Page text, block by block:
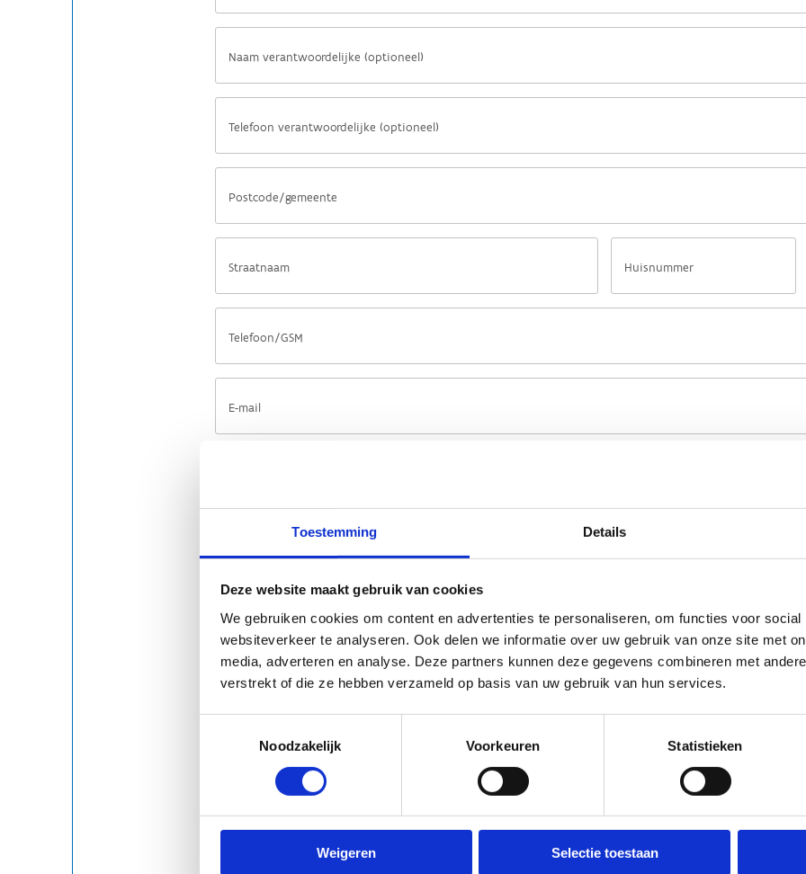
Toestemming Details
Deze website maakt gebruik van cookies
We gebruiken cookies om content en advertenties te personaliseren, om functies voor
websiteverkeer te analyseren. Ook delen we informatie over uw gebruik van onze site met
media, adverteren en analyse. Deze partners kunnen deze gegevens combineren met
verstrekt of die ze hebben verzameld op basis van uw gebruik van hun services.
Noodzakelijk
Voorkeuren Statistieken
Weigeren Selectie toestaan